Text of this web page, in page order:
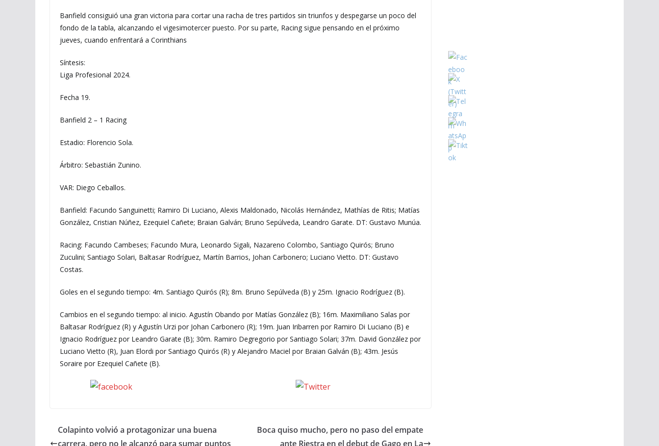
Banfield consiguió una gran victoria para cortar una racha de tres partidos sin triunfos y despegarse un poco del
fondo de la tabla, alcanzando el vigesimotercer puesto. Por su parte, Racing sigue pensando en el próximo
jueves, cuando enfrentará a Corinthians
Síntesis:
Liga Profesional 2024.
Fecha 19.
Banfield 2 – 1 Racing
Estadio: Florencio Sola.
Árbitro: Sebastián Zunino.
VAR: Diego Ceballos.
Banfield: Facundo Sanguinetti; Ramiro Di Luciano, Alexis Maldonado, Nicolás Hernández, Mathías de Ritis; Matías
González, Cristian Núñez, Ezequiel Cañete; Braian Galván; Bruno Sepúlveda, Leandro Garate. DT: Gustavo Munúa.
Racing: Facundo Cambeses; Facundo Mura, Leonardo Sigali, Nazareno Colombo, Santiago Quirós; Bruno
Zuculini; Santiago Solari, Baltasar Rodríguez, Martín Barrios, Johan Carbonero; Luciano Vietto. DT: Gustavo
Costas.
Goles en el segundo tiempo: 4m. Santiago Quirós (R); 8m. Bruno Sepúlveda (B) y 25m. Ignacio Rodríguez (B).
Cambios en el segundo tiempo: al inicio. Agustín Obando por Matías González (B); 16m. Maximiliano Salas por
Baltasar Rodríguez (R) y Agustín Urzi por Johan Carbonero (R); 19m. Juan Iribarren por Ramiro Di Luciano (B) e
Ignacio Rodríguez por Leandro Garate (B); 30m. Ramiro Degregorio por Santiago Solari; 37m. David González por
Luciano Vietto (R), Juan Elordi por Santiago Quirós (R) y Alejandro Maciel por Braian Galván (B); 43m. Jesús
Soraire por Ezequiel Cañete (B).
Seguinos en Facebook
Colapinto volvió a protagonizar una buena
carrera, pero no le alcanzó para sumar puntos
Boca quiso mucho, pero no paso del empate
ante Riestra en el debut de Gago en La